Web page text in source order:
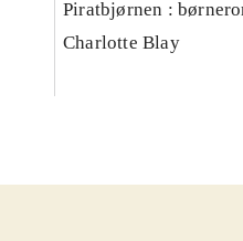
Piratbjørnen :
Charlotte Blay